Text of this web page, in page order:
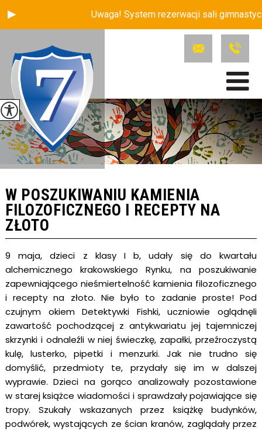
Uwaga! System rezerwacji sali
W POSZUKIWANIU KAMIENIA
FILOZOFICZNEGO I RECEPTY NA
ZŁOTO
9 maja, dzieci z klasy I b, udały się do kwartału
alchemicznego krakowskiego Rynku, na poszukiwanie
zapewniającego nieśmiertelność kamienia filozoficznego
i recepty na złoto. Nie było to zadanie proste! Pod
czujnym okiem Detektywki Fishki, uczniowie oglądnęli
zawartość pochodzącej z antykwariatu jej tajemniczej
skrzynki i odnaleźli w niej świeczkę, zapałki, przeźroczystą
kulę, lusterko, pipetki i menzurki. Jak nie trudno się
domyślić, przedmioty te, przydały się im w dalszej
wyprawie. Dzieci na gorąco analizowały pozostawione
w starej książce wiadomości i sprawdzały pojawiające się
tropy. Szukały wskazanych przez książkę budynków,
podwórek, wystających ze ścian kranów, zaglądały przez